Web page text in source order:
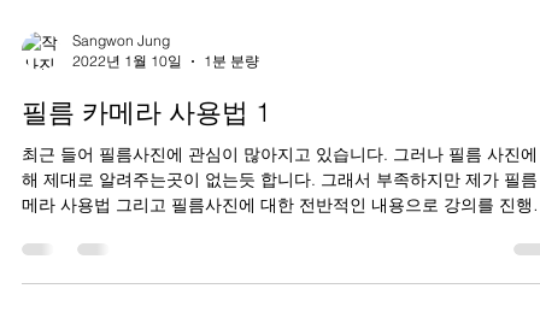
Sangwon Jung
2022년 1월 10일
1분 분량
필름 카메라 사용법 1
최근 들어 필름사진에 관심이 많아지고 있습니다. 그러나 필름 사진
해 제대로 알려주는곳이 없는듯 합니다. 그래서 부족하지만 제가 필
메라 사용법 그리고 필름사진에 대한 전반적인 내용으로 강의를 진행